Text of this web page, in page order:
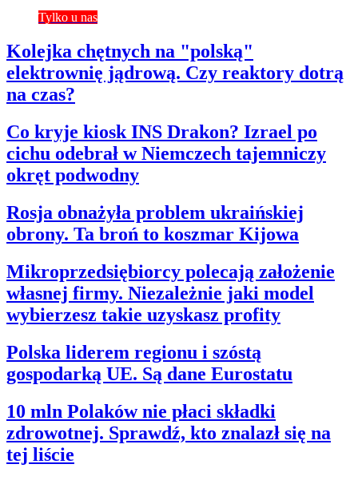
Tylko u nas
Kolejka chętnych na "polską"
elektrownię jądrową. Czy reaktory dotrą
na czas?
Co kryje kiosk INS Drakon? Izrael po
cichu odebrał w Niemczech tajemniczy
okręt podwodny
Rosja obnażyła problem ukraińskiej
obrony. Ta broń to koszmar Kijowa
Mikroprzedsiębiorcy polecają założenie
własnej firmy. Niezależnie jaki model
wybierzesz takie uzyskasz profity
Polska liderem regionu i szóstą
gospodarką UE. Są dane Eurostatu
10 mln Polaków nie płaci składki
zdrowotnej. Sprawdź, kto znalazł się na
tej liście